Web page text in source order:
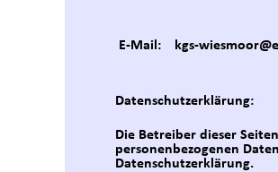
E-Mail: kgs-
Datenschutzerklärung:
Die Betreiber dieser
personenbezogenen
Datenschutzerklärung.